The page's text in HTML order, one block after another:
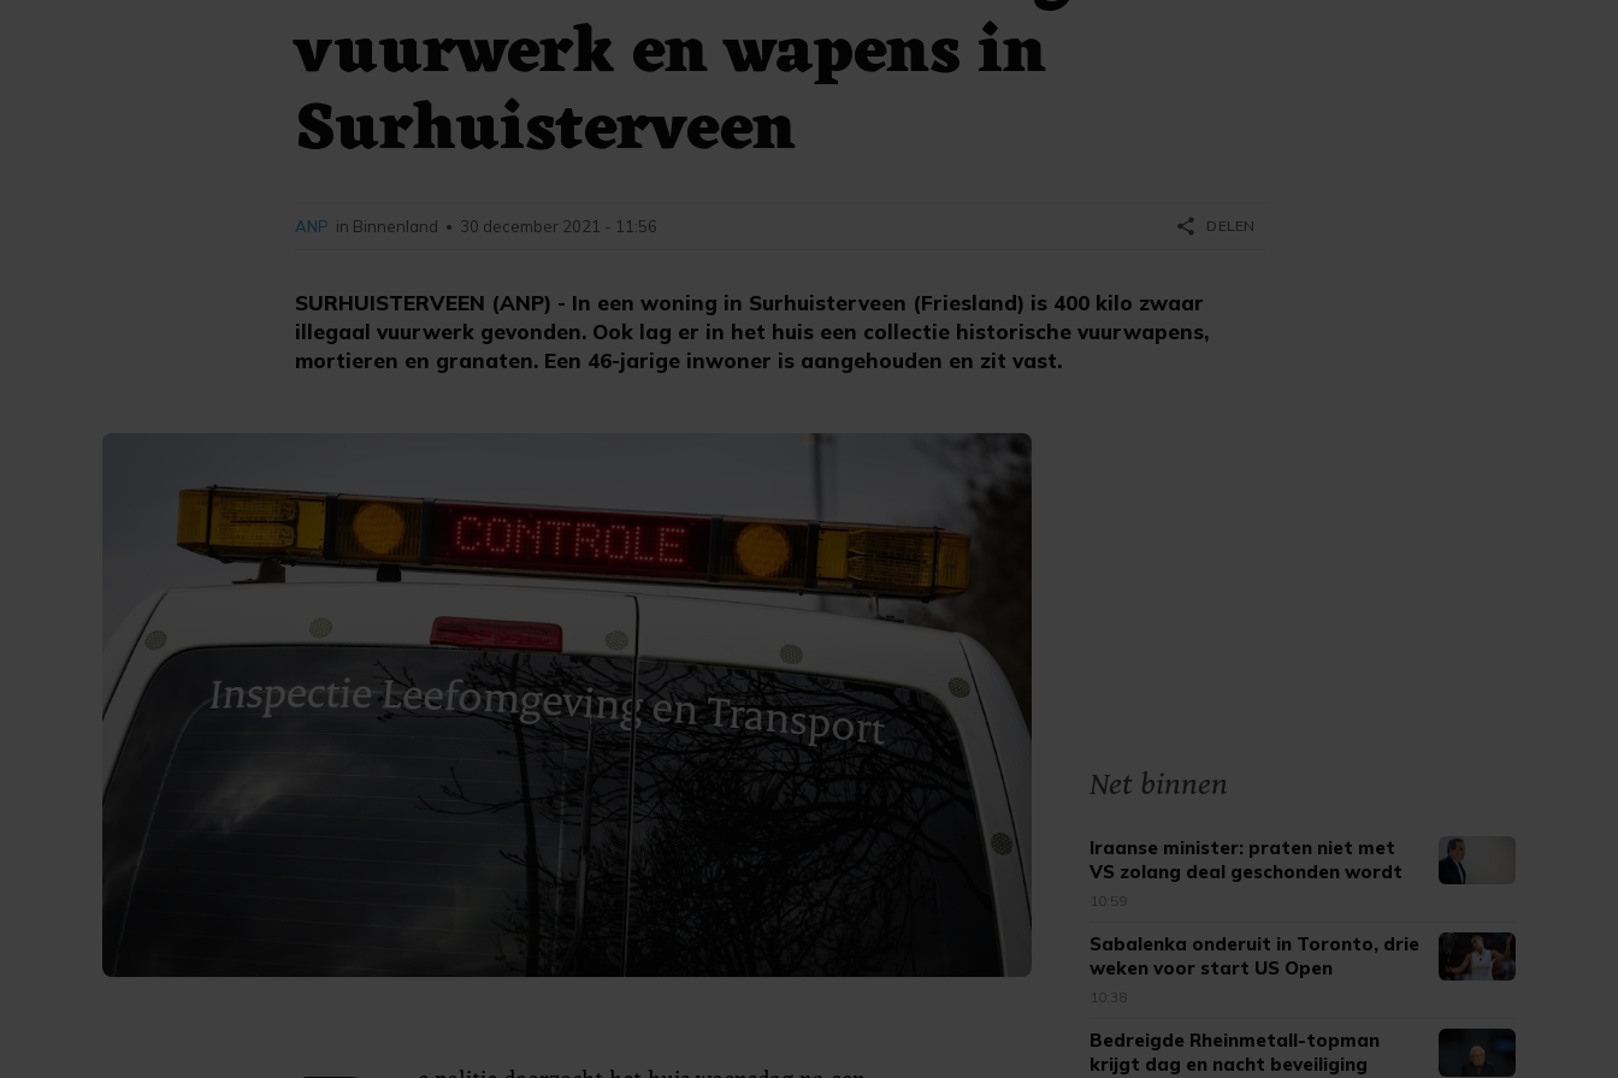
vuurwerk en wapens in
Surhuisterveen
SURHUISTERVEEN (ANP) - In een woning in Surhuisterveen (Friesland) is 400 kilo zwaar
illegaal vuurwerk gevonden. Ook lag er in het huis een collectie historische vuurwapens,
mortieren en granaten. Een 46-jarige inwoner is aangehouden en zit vast.
ANP in Binnenland • 30 december 2021 - 11:56 share DELEN
Net binnen
Iraanse minister: praten niet met
VS zolang deal geschonden wordt
10:59
Sabalenka onderuit in Toronto, drie
weken voor start US Open
10:38
Bedreigde Rheinmetall-topman
krijgt dag en nacht beveiliging